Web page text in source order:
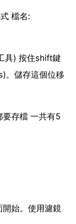
檔名:
具) 按住shift鍵
。儲存這個位移
要存檔 一共有5
始。使用濾鏡